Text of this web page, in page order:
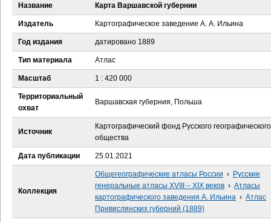
ы
з
д
е
с
ь
Название Карта Варшавской губернии
Издатель Картографическое заведение А. А. Ильина
Год издания датировано 1889
Тип материала Атлас
Масштаб 1 : 420 000
Территориальный
охват
Варшавская губерния, Польша
Источник
Картографический фонд Русского географического
общества
Дата публикации 25.01.2021
Коллекция
Общегеографические атласы России › Русские
генеральные атласы XVIII – XIX веков › Атласы
картографического заведения А. Ильина › Атлас
Привислянских губерний (1889)